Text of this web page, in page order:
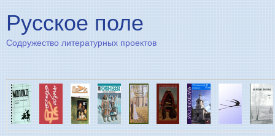
Русское поле
Содружество литературных проектов